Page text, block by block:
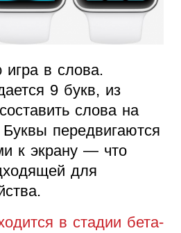
в слова.
9 букв, из
слова на
передвигаются
к экрану — что
для
в стадии бета-